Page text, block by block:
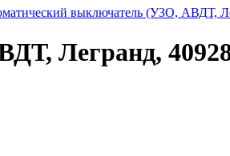
выключатель (УЗО, АВДТ,
Легранд,